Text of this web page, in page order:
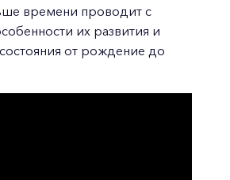
времени проводит с
их развития и
от рождение до